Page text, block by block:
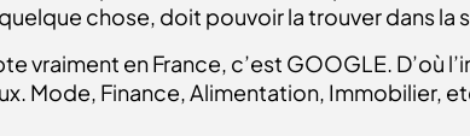
chose, doit pouvoir la trouver dans la
vraiment en France, c’est GOOGLE. D’où
Mode, Finance, Alimentation, Immobilier,